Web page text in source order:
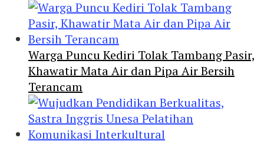
Warga Puncu Kediri Tolak Tambang Pasir,
Khawatir Mata Air dan Pipa Air Bersih
Terancam